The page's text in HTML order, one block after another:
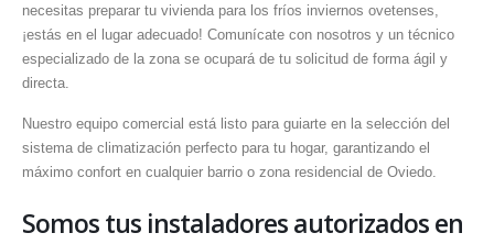
necesitas preparar tu vivienda para los fríos inviernos ovetenses,
¡estás en el lugar adecuado! Comunícate con nosotros y un técnico
especializado de la zona se ocupará de tu solicitud de forma ágil y
directa.
Nuestro equipo comercial está listo para guiarte en la selección del
sistema de climatización perfecto para tu hogar, garantizando el
máximo confort en cualquier barrio o zona residencial de Oviedo.
Somos tus instaladores autorizados en